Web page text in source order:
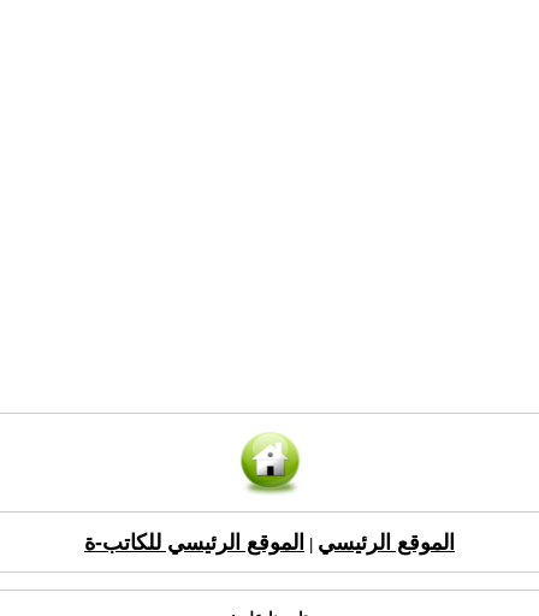
الموقع الرئيسي الموقع الرئيسي للكاتب-ة